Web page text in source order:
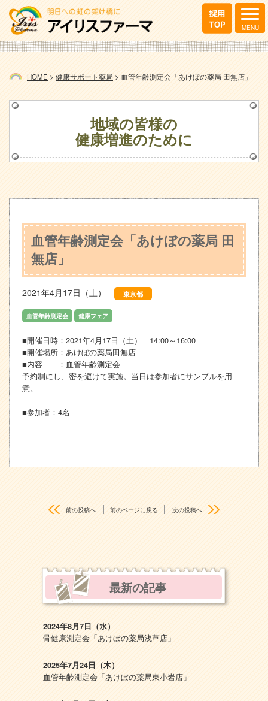
HOME > 健康サポート薬局 > 血管年齢測定会「あけぼの薬局 田無店」
地域の皆様の
健康増進のために
血管年齢測定会「あけぼの薬局 田
無店」
2021年4月17日（土） 東京都
血管年齢測定会 健康フェア
■開催日時：2021年4月17日（土） 14:00～16:00
■開催場所：あけぼの薬局田無店
■内容 ：血管年齢測定会
予約制にし、密を避けて実施。当日は参加者にサンプルを用
意。
■参加者：4名
前の投稿へ 前のページに戻る 次の投稿へ
最新の記事
2024年8月7日（水）
骨健康測定会「あけぼの薬局浅草店」
2025年7月24日（木）
血管年齢測定会「あけぼの薬局東小岩店」